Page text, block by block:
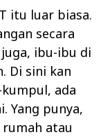
itu luar biasa.
secara
ibu-ibu di
Di sini kan
ada
Yang punya,
atau